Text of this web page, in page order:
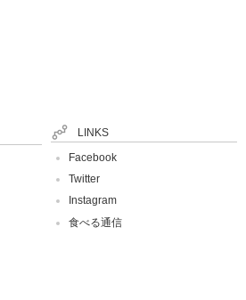
LINKS
Facebook
Twitter
Instagram
食べる通信